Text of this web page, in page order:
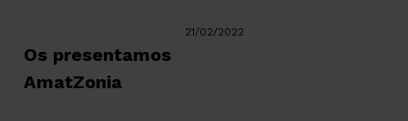
21/02/2022
Os presentamos
AmatZonia